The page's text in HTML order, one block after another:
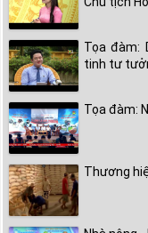
Tọa đàm:
tinh tư
Tọa đàm:
Thương